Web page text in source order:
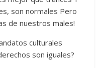
son normales Pero
de nuestros males!
culturales
son iguales?